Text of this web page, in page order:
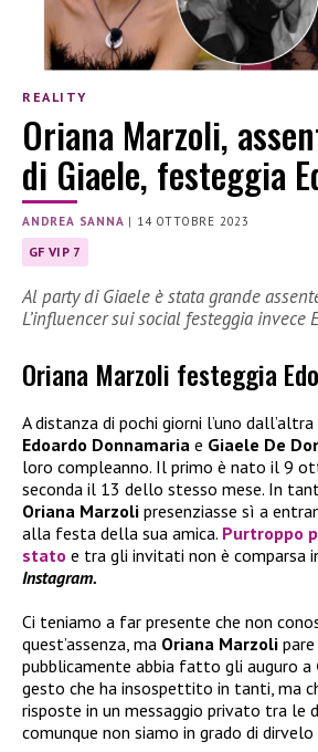
REALITY
Oriana Marzoli,
di Giaele, festeggia
ANDREA SANNA | 14 OTTOBRE 2023
GF VIP 7
Al party di Giaele è stata grande
L’influencer sui social festeggia invece
Oriana Marzoli festeggia
A distanza di pochi giorni l’uno
Edoardo Donnamaria e Giaele De
loro compleanno. Il primo è nato il 9
seconda il 13 dello stesso mese. In
Oriana Marzoli presenziasse sì a
alla festa della sua amica. Purtroppo
stato e tra gli invitati non è comparsa
Instagram.
Ci teniamo a far presente che non
quest’assenza, ma Oriana Marzoli
pubblicamente abbia fatto gli auguro a
gesto che ha insospettito in tanti, ma
risposte in un messaggio privato tra le
comunque non siamo in grado di